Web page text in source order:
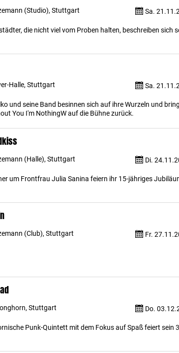
(Studio), Stuttgart Sa.
die nicht viel vom Proben halten, beschreiben sich
Halle, Stuttgart Sa.
und seine Band besinnen sich auf ihre Wurzeln und
You I'm NothingW auf die Bühne zurück.
(Halle), Stuttgart Di.
um Frontfrau Julia Sanina feiern ihr 15-jähriges
(Club), Stuttgart Fr.
Stuttgart Do.
Punk-Quintett mit dem Fokus auf Spaß feiert sein